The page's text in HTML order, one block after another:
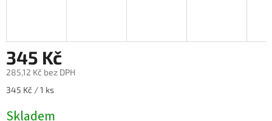
345 Kč
285,12 Kč bez DPH
Měrná
345 Kč / 1 ks
Skladem